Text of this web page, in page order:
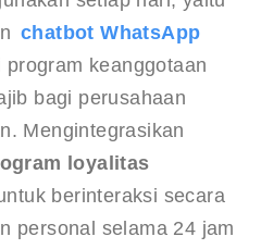
chatbot WhatsApp
keanggotaan
bagi perusahaan
Mengintegrasikan
loyalitas
berinteraksi secara
personal selama 24 jam